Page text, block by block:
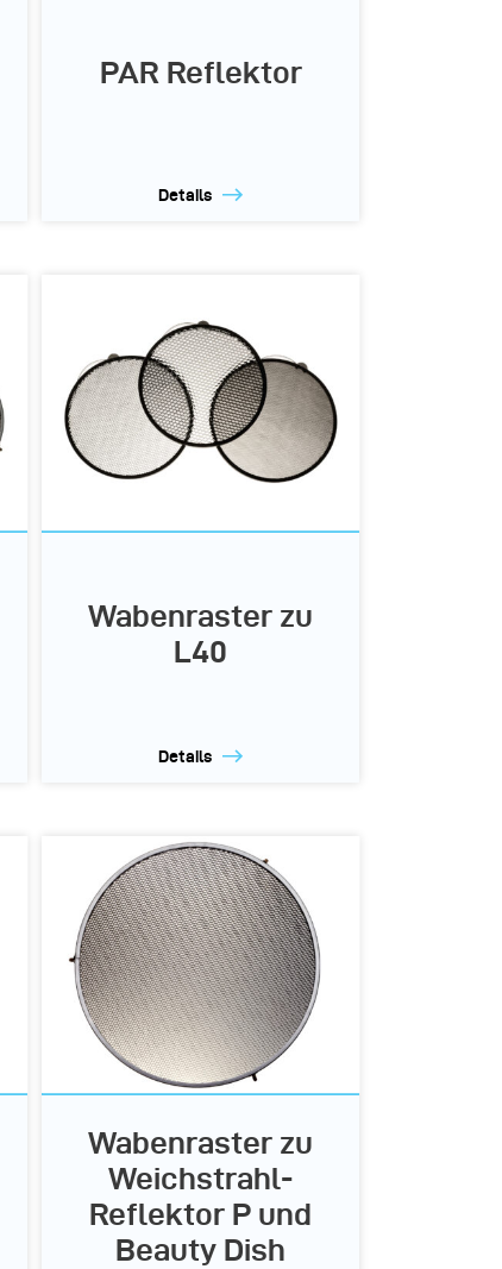
PAR Reflektor
Details
Wabenraster zu
L40
Details
Wabenraster zu
Weichstrahl-
Reflektor P und
Beauty Dish